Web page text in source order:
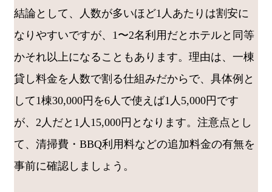
結論として、人数が多いほど1人あたりは割安に
なりやすいですが、1〜2名利用だとホテルと同等
かそれ以上になることもあります。理由は、一棟
貸し料金を人数で割る仕組みだからで、具体例と
して1棟30,000円を6人で使えば1人5,000円です
が、2人だと1人15,000円となります。注意点とし
て、清掃費・BBQ利用料などの追加料金の有無を
事前に確認しましょう。